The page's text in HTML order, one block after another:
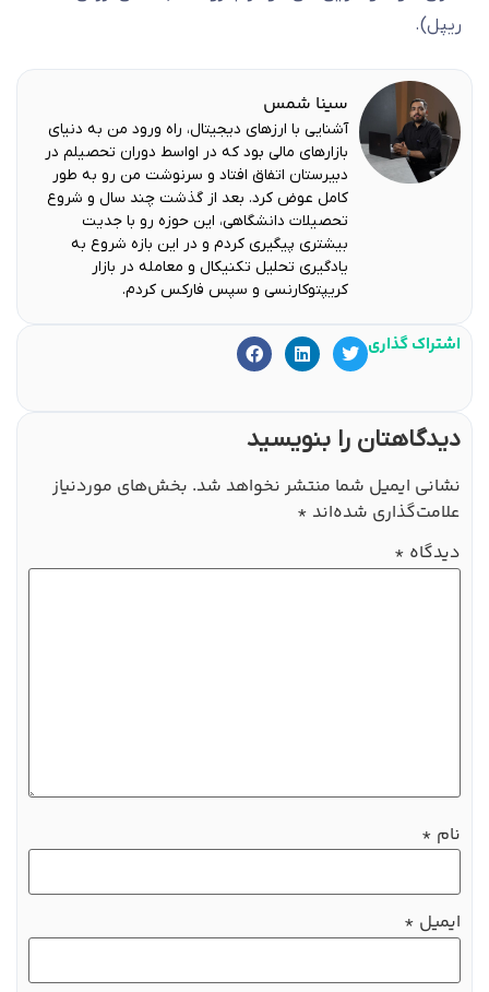
ریپل).
سینا شمس
آشنایی با ارزهای دیجیتال، راه ورود من به دنیای
بازارهای مالی بود که در اواسط دوران تحصیلم در
دبیرستان اتفاق افتاد و سرنوشت من رو به طور
کامل عوض کرد. بعد از گذشت چند سال و شروع
تحصیلات دانشگاهی‌، این حوزه رو با جدیت
بیشتری پیگیری کردم و در این بازه شروع به
یادگیری تحلیل تکنیکال و معامله در بازار
کریپتوکارنسی و سپس فارکس کردم.
اشتراک گذاری
دیدگاهتان را بنویسید
نشانی ایمیل شما منتشر نخواهد شد. بخش‌های موردنیاز
علامت‌گذاری شده‌اند *
دیدگاه *
نام *
ایمیل *